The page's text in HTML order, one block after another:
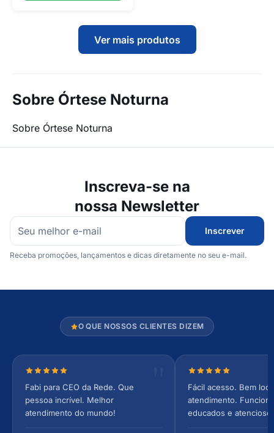
Ver mais produtos
Sobre Órtese Noturna
Sobre Órtese Noturna
Inscreva-se na
nossa Newsletter
Inscrever
Receba promoções, lançamentos e dicas diretamente no seu e-mail.
O QUE NOSSOS CLIENTES DIZEM
Nota 5 de 5 estrelas
Fabi para CEO da Rede. Que
pessoa incrível. Melhor
atendimento do mundo!
Nota 5 de 5
Fácil acesso. Bem
atendimento.
educados e